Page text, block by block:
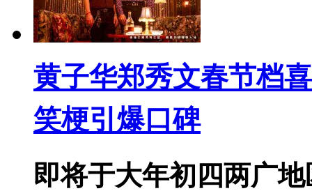
黄子华郑秀文春节档
笑梗引爆口碑
即将于大年初四两广